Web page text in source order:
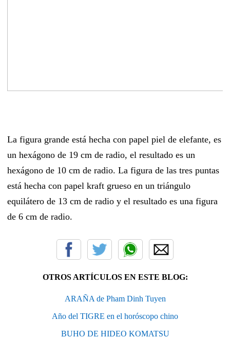
La figura grande está hecha con papel piel de elefante, es
un hexágono de 19 cm de radio, el resultado es un
hexágono de 10 cm de radio. La figura de las tres puntas
está hecha con papel kraft grueso en un triángulo
equilátero de 13 cm de radio y el resultado es una figura
de 6 cm de radio.
OTROS ARTÍCULOS EN ESTE BLOG:
ARAÑA de Pham Dinh Tuyen
Año del TIGRE en el horóscopo chino
BUHO DE HIDEO KOMATSU